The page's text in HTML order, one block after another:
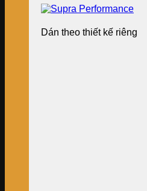
Dán theo thiết kế riêng